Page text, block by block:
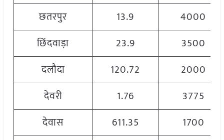
छतरपुर
13.9
4000
छिंदवाड़ा
23.9
3500
दलौदा
120.72
2000
देवरी
1.76
3775
देवास
611.35
1700